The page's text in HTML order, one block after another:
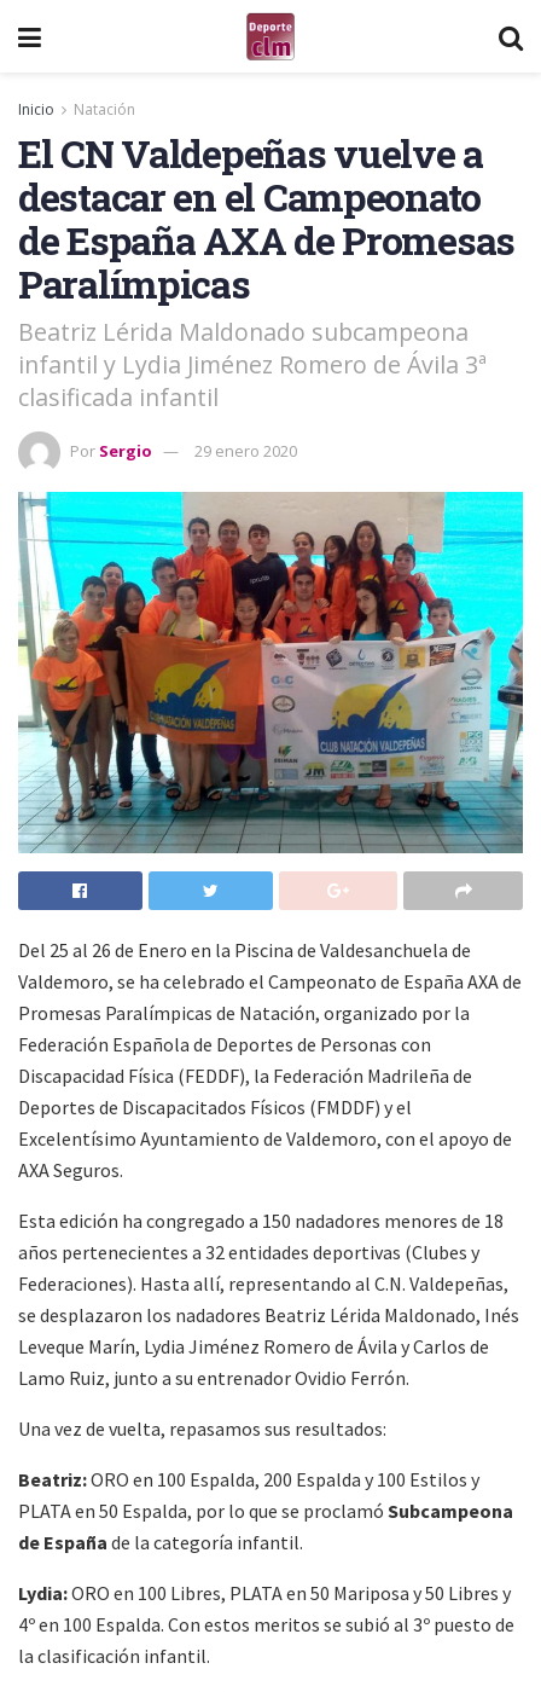
Inicio Natación
El CN Valdepeñas vuelve a
destacar en el Campeonato
de España AXA de Promesas
Paralímpicas
Beatriz Lérida Maldonado subcampeona
infantil y Lydia Jiménez Romero de Ávila 3ª
clasificada infantil
Por Sergio 29 enero 2020
Del 25 al 26 de Enero en la Piscina de Valdesanchuela de
Valdemoro, se ha celebrado el Campeonato de España AXA de
Promesas Paralímpicas de Natación, organizado por la
Federación Española de Deportes de Personas con
Discapacidad Física (FEDDF), la Federación Madrileña de
Deportes de Discapacitados Físicos (FMDDF) y el
Excelentísimo Ayuntamiento de Valdemoro, con el apoyo de
AXA Seguros.
Esta edición ha congregado a 150 nadadores menores de 18
años pertenecientes a 32 entidades deportivas (Clubes y
Federaciones). Hasta allí, representando al C.N. Valdepeñas,
se desplazaron los nadadores Beatriz Lérida Maldonado, Inés
Leveque Marín, Lydia Jiménez Romero de Ávila y Carlos de
Lamo Ruiz, junto a su entrenador Ovidio Ferrón.
Una vez de vuelta, repasamos sus resultados:
Beatriz:ORO en 100 Espalda, 200 Espalda y 100 Estilos y
PLATA en 50 Espalda, por lo que se proclamó Subcampeona
de España de la categoría infantil.
Lydia:ORO en 100 Libres, PLATA en 50 Mariposa y 50 Libres y
4º en 100 Espalda. Con estos meritos se subió al 3º puesto de
la clasificación infantil.